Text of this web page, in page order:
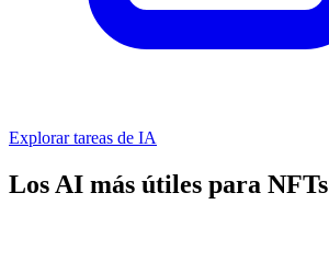
Explorar tareas de IA
Los AI más útiles para NFTs